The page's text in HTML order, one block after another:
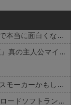
【悲報】 エルデンリング、ディレイばかりで本当に面白くないこのゲーム←賛同の声が多数…
【朗報】 『ファイアーエムブレム 万紫千紅』真の主人公マイユニはキャラメイクが可能
【衝撃】 ワンピースの真のラスボス、ガチスモーカーかもしれないｗｗｗｗ
Switch 2 / Switch の2026年7月の月間ダウンロードソフトランキング